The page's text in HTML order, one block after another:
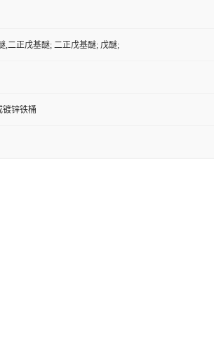
,二正戊基醚; 二正戊基醚; 戊醚;
镀锌铁桶